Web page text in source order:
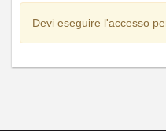
Devi eseguire l'accesso